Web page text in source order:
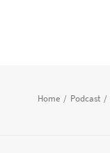
Home Podcast